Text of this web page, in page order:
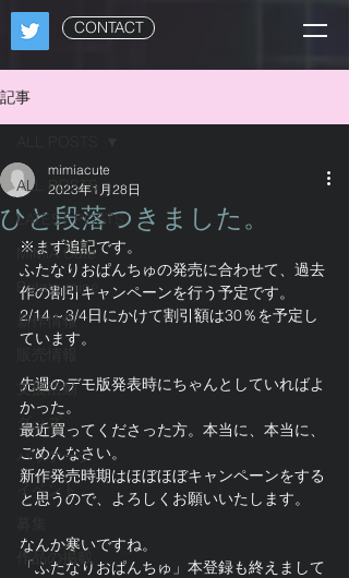
CONTACT
記事
ALL POSTS
LATEST POSTS
MiMiA Cute
Potato mine
新作情報
支援活動
グッズ
パッケージ
イベント
作品の掲載
ひと段落つきました。
mimiacute
2023年1月28日
※まず追記です。
ふたなりおぱんちゅの発売に合わせて、過去
作の割引キャンペーンを行う予定です。
2/14～3/4日にかけて割引額は30％を予定し
ています。
先週のデモ版発表時にちゃんとしていればよ
かった。
最近買ってくださった方。本当に、本当に、
ごめんなさい。
新作発売時期はほぼほぼキャンペーンをする
と思うので、よろしくお願いいたします。
なんか寒いですね。
「ふたなりおぱんちゅ」本登録も終えまして